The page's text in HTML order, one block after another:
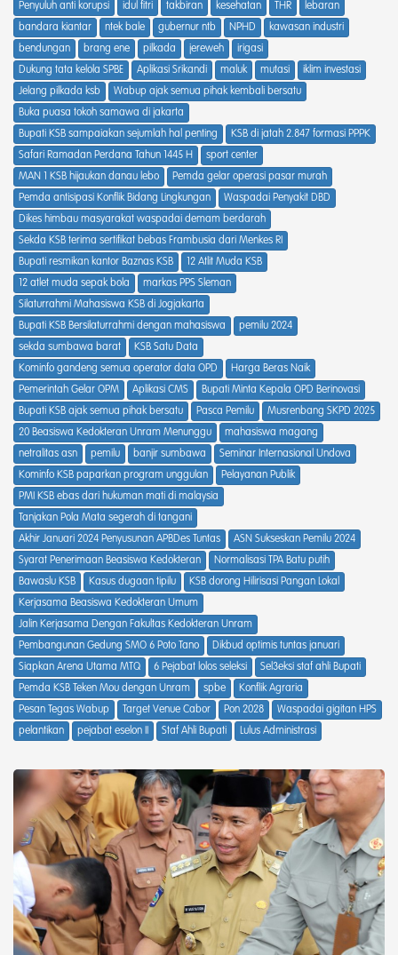
Penyuluh anti korupsi
idul fitri takbiran kesehatan THR
lebaran
bandara kiantar
ntek bale gubernur ntb NPHD
kawasan industri
bendungan
brang ene pilkada jereweh
irigasi
Dukung tata kelola SPBE
Aplikasi Srikandi maluk mutasi
iklim investasi
Jelang pilkada ksb
Wabup ajak semua pihak kembali bersatu
Buka puasa tokoh samawa di jakarta
Bupati KSB sampaiakan sejumlah hal penting
KSB di jatah 2.847 formasi PPPK
Safari Ramadan Perdana Tahun 1445 H
sport center
MAN 1 KSB hijaukan danau lebo
Pemda gelar operasi pasar murah
Pemda antisipasi Konflik Bidang Lingkungan
Waspadai Penyakit DBD
Dikes himbau masyarakat waspadai demam berdarah
Sekda KSB terima sertifikat bebas Frambusia dari Menkes RI
Bupati resmikan kantor Baznas KSB
12 Atlit Muda KSB
12 atlet muda sepak bola
markas PPS Sleman
Silaturrahmi Mahasiswa KSB di Jogjakarta
Bupati KSB Bersilaturrahmi dengan mahasiswa
pemilu 2024
sekda sumbawa barat
KSB Satu Data
Kominfo gandeng semua operator data OPD
Harga Beras Naik
Pemerintah Gelar OPM
Aplikasi CMS
Bupati Minta Kepala OPD Berinovasi
Bupati KSB ajak semua pihak bersatu
Pasca Pemilu
Musrenbang SKPD 2025
20 Beasiswa Kedokteran Unram Menunggu
mahasiswa magang
netralitas asn
pemilu banjir sumbawa
Seminar Internasional Undova
Kominfo KSB paparkan program unggulan
Pelayanan Publik
PMI KSB ebas dari hukuman mati di malaysia
Tanjakan Pola Mata segerah di tangani
Akhir Januari 2024 Penyusunan APBDes Tuntas
ASN Sukseskan Pemilu 2024
Syarat Penerimaan Beasiswa Kedokteran
Normalisasi TPA Batu putih
Bawaslu KSB
Kasus dugaan tipilu
KSB dorong Hilirisasi Pangan Lokal
Kerjasama Beasiswa Kedokteran Umum
Jalin Kerjasama Dengan Fakultas Kedokteran Unram
Pembangunan Gedung SMO 6 Poto Tano
Dikbud optimis tuntas januari
Siapkan Arena Utama MTQ
6 Pejabat lolos seleksi
Sel3eksi staf ahli Bupati
Pemda KSB Teken Mou dengan Unram
spbe
Konflik Agraria
Pesan Tegas Wabup
Target Venue Cabor Pon 2028
Waspadai gigitan HPS
pelantikan
pejabat eselon II Staf Ahli Bupati Lulus Administrasi